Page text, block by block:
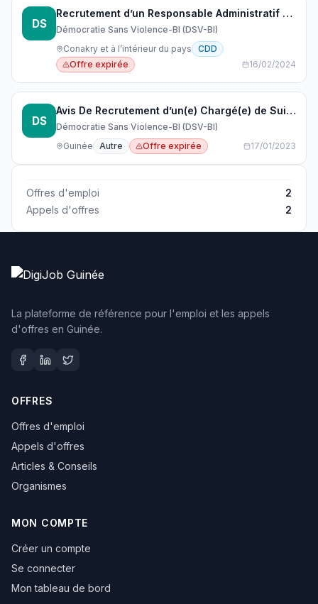
DS
Recrutement d’un Responsable Administratif et Financier-RAF (H/F)
Démocratie Sans Violence-BI (DSV-BI)
Conakry et à l’intérieur du pays
CDD
Offre expirée
16/02/2024
DS
Avis De Recrutement d’un(e) Chargé(e) de Suivi, Evaluation, et Apprentissage (Monitoring, Evaluation, Accountability and Learning/MEAL Officer)
Démocratie Sans Violence-BI (DSV-BI)
Guinée
Autre Offre expirée 17/01/2023
Offres d'emploi
2
Appels d'offres
2
La plateforme de référence pour l'emploi et les appels
d'offres en Guinée.
OFFRES
Offres d'emploi
Appels d'offres
Articles & Conseils
Organismes
MON COMPTE
Créer un compte
Se connecter
Mon tableau de bord